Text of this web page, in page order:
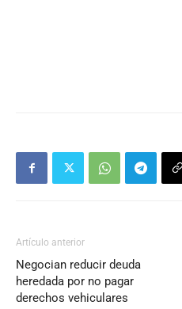
Artículo anterior
Negocian reducir deuda
heredada por no pagar
derechos vehiculares